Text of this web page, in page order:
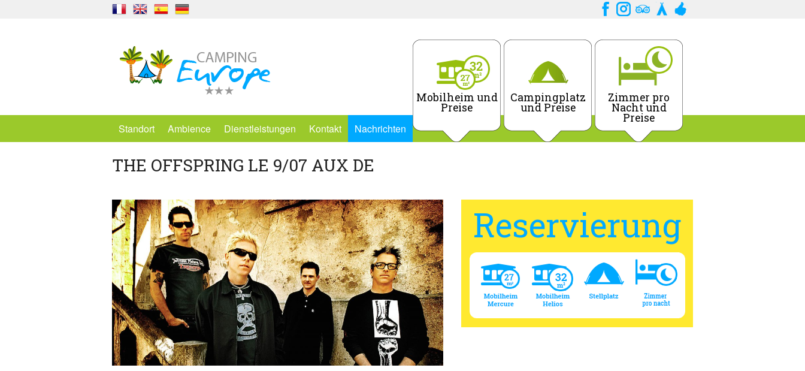
Standort Ambience Dienstleistungen Kontakt Nachrichten
Mobilheim und
Preise
Campingplatz
und Preise
Zimmer pro
Nacht und
Preise
THE OFFSPRING LE 9/07 AUX DE
Reservierung